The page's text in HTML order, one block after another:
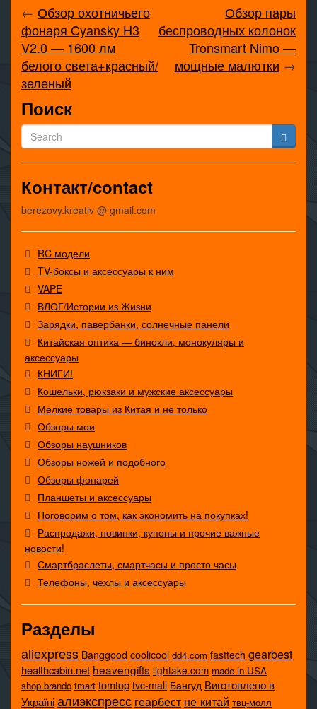
← Обзор охотничьего
фонаря Cyansky H3
V2.0 — 1600 лм
белого света+красный/
зеленый
Обзор пары
беспроводных колонок
Tronsmart Nimo —
мощные малютки →
Поиск
Контакт/contact
berezovy.kreativ @ gmail.com
RC модели
TV-боксы и аксессуары к ним
VAPE
ВЛОГ/Истории из Жизни
Зарядки, павербанки, солнечные панели
Китайская оптика — бинокли, монокуляры и
аксессуары
КНИГИ!
Кошельки, рюкзаки и мужские аксессуары
Мелкие товары из Китая и не только
Обзоры мои
Обзоры наушников
Обзоры ножей и подобного
Обзоры фонарей
Планшеты и аксессуары
Поговорим о том, как экономить на покупках!
Распродажи, новинки, купоны и прочие важные
новости!
Смартбраслеты, смартчасы и просто часы
Телефоны, чехлы и аксессуары
Разделы
aliexpress Banggood coolicool dd4.com fasttech gearbest
healthcabin.net heavengifts lightake.com made in USA
shop.brando tmart tomtop tvc-mall Бангуд Виготовлено в
Україніалиэкспресс геарбест не китай твц-молл